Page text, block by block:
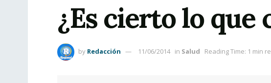
¿Es cierto lo que
by Redacción 11/06/2014 in Salud Reading Time: 1 min